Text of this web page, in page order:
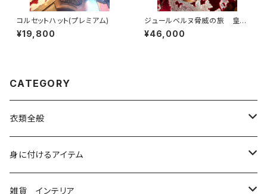
コルセットハット(プレミアム)
¥19,800
ジュールベルヌ脅威の旅 皇帝
の密使ミハイル・ストロゴフ
¥46,000
CATEGORY
衣類全般
コルセット
シャツ、ブラウス
身に付けるアイテム
ベルト ハーネス
雑貨 インテリア